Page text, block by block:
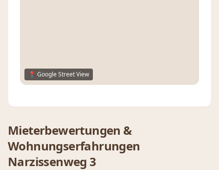
📍 Google Street View
Mieterbewertungen &
Wohnungserfahrungen
Narzissenweg 3